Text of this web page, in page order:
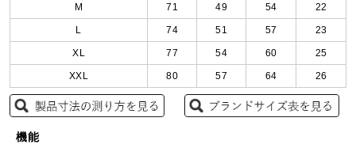
M 71 49 54 22
L 74 51 57 23
XL 77 54 60 25
XXL 80 57 64 26
機能